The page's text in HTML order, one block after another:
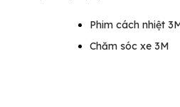
Phim cách nhiệt
Chăm sóc xe 3M